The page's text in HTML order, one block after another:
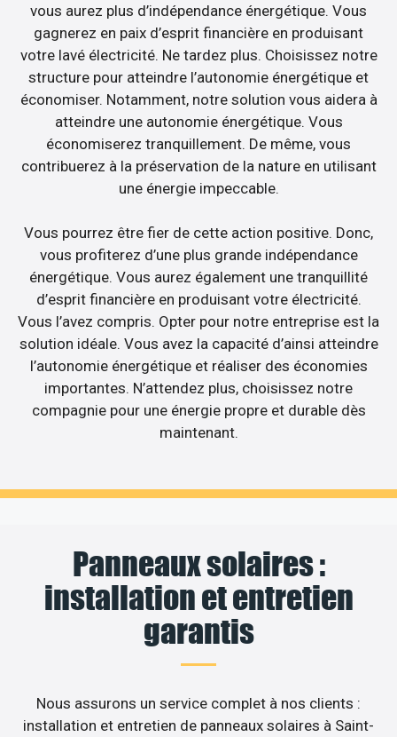
vous aurez plus d’indépendance énergétique. Vous
gagnerez en paix d’esprit financière en produisant
votre lavé électricité. Ne tardez plus. Choisissez notre
structure pour atteindre l’autonomie énergétique et
économiser. Notamment, notre solution vous aidera à
atteindre une autonomie énergétique. Vous
économiserez tranquillement. De même, vous
contribuerez à la préservation de la nature en utilisant
une énergie impeccable.
Vous pourrez être fier de cette action positive. Donc,
vous profiterez d’une plus grande indépendance
énergétique. Vous aurez également une tranquillité
d’esprit financière en produisant votre électricité.
Vous l’avez compris. Opter pour notre entreprise est la
solution idéale. Vous avez la capacité d’ainsi atteindre
l’autonomie énergétique et réaliser des économies
importantes. N’attendez plus, choisissez notre
compagnie pour une énergie propre et durable dès
maintenant.
Panneaux solaires :
installation et entretien
garantis
Nous assurons un service complet à nos clients :
installation et entretien de panneaux solaires à Saint-